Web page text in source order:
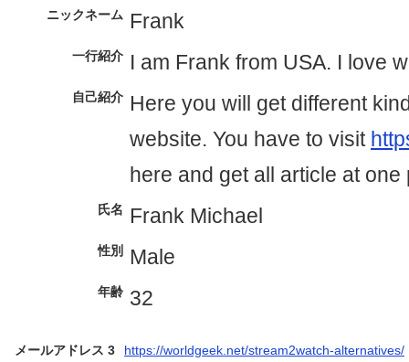
ニックネーム Frank
一行紹介 I am Frank from USA. I love
自己紹介 Here you will get different
website. You have to visit
here and get all article at one
氏名 Frank Michael
性別 Male
年齢 32
メールアドレス 3
https://worldgeek.net/stream2watch-alternatives/